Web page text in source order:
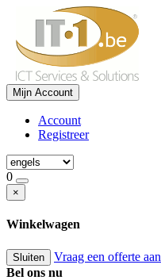
Mijn Account
Account
Registreer
0
×
Winkelwagen
Sluiten Vraag een offerte aan
Bel ons nu